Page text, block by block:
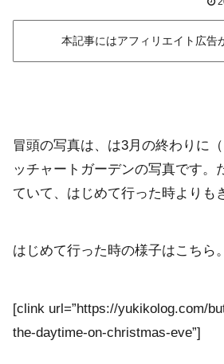
本記事にはアフィリエイト広告
冒頭の写真は、は3月の終わりに
ッチャートガーデンの写真です。
ていて、はじめて行った時よりも
はじめて行った時の様子はこちら。
[clink url=”https://yukikolog.com/
the-daytime-on-christmas-eve”]